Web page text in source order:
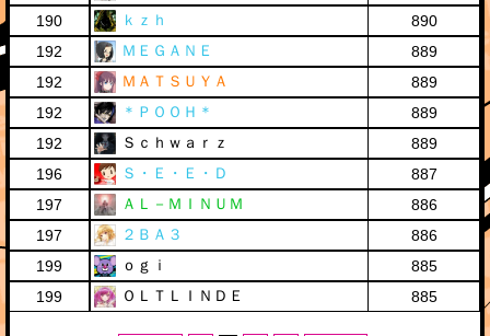
190
ｋｚｈ
890
192
ＭＥＧＡＮＥ
889
192
ＭＡＴＳＵＹＡ
889
192
＊ＰＯＯＨ＊
889
192
Ｓｃｈｗａｒｚ
889
196
Ｓ・Ｅ・Ｅ・Ｄ
887
197
ＡＬ－ＭＩＮＵＭ
886
197
２ＢＡ３
886
199
ｏｇｉ
885
199
ＯＬＴＬＩＮＤＥ 885